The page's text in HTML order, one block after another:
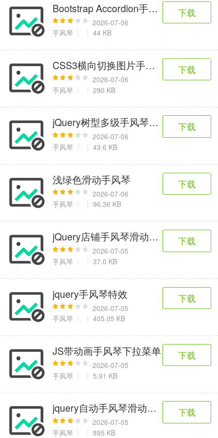
Bootstrap Accordion手风琴特效
2026-07-06
手风琴
44 KB
下载
CSS3横向切换图片手风琴特效
2026-07-06
手风琴
290 KB
下载
jQuery树型多级手风琴菜单代码
2026-07-06
手风琴
43.6 KB
下载
浅绿色滑动手风琴
2026-07-06
手风琴
96.36 KB
下载
jQuery店铺手风琴滑动切换代码
2026-07-05
手风琴
37.0 KB
下载
jquery手风琴特效
2026-07-05
手风琴
405.05 KB
下载
JS带动画手风琴下拉菜单
2026-07-05
手风琴
5.91 KB
下载
jquery自动手风琴滑动预览特效
2026-07-05
手风琴
895 KB
下载